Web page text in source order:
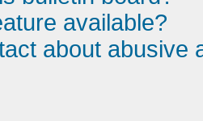
available?
about abusive